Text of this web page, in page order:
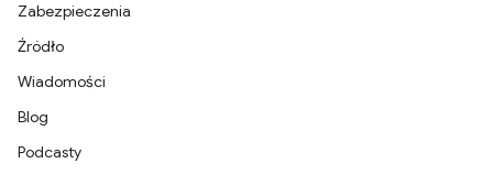
Zabezpieczenia
Źródło
Wiadomości
Blog
Podcasty